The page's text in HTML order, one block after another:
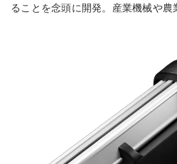
ることを念頭に開発。産業機械や農